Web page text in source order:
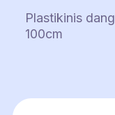
Plastikinis
100cm